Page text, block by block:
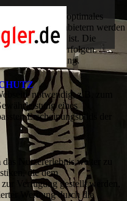
Besuchern ein optimales
von Drittanbietern werden
Option aktiviert ist. Die
Drittland erfolgen.
notwendig, z.B. zum
eines
Erscheinungsbilds der
Nutzererlebnis weiter zu
die dem
Verfügung gestellt werden,
Werbung durch die